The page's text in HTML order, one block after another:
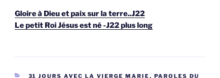
Gloire à Dieu et paix sur la terre..J22
Le petit Roi Jésus est né -J22 plus long
CATEGORIEËN
31 JOURS AVEC LA VIERGE MARIE , PAROLES DU